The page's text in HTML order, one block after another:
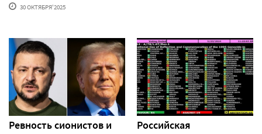
30 ОКТЯБРЯ'2025
Ревность сионистов и
Российская